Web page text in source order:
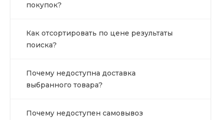
покупок?
Как отсортировать по цене результаты
поиска?
Почему недоступна доставка
выбранного товара?
Почему недоступен самовывоз